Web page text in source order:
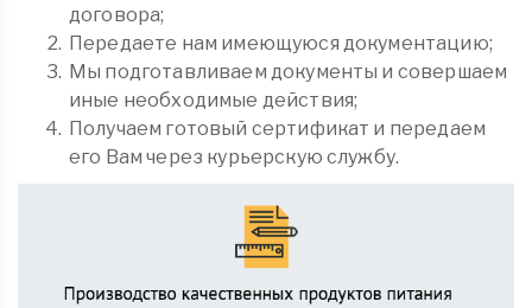
договора;
Передаете нам имеющуюся документацию;
Мы подготавливаем документы и совершаем
иные необходимые действия;
Получаем готовый сертификат и передаем
его Вам через курьерскую службу.